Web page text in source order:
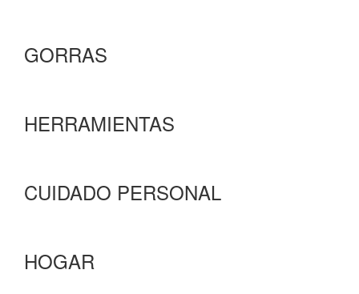
GORRAS
HERRAMIENTAS
CUIDADO PERSONAL
HOGAR